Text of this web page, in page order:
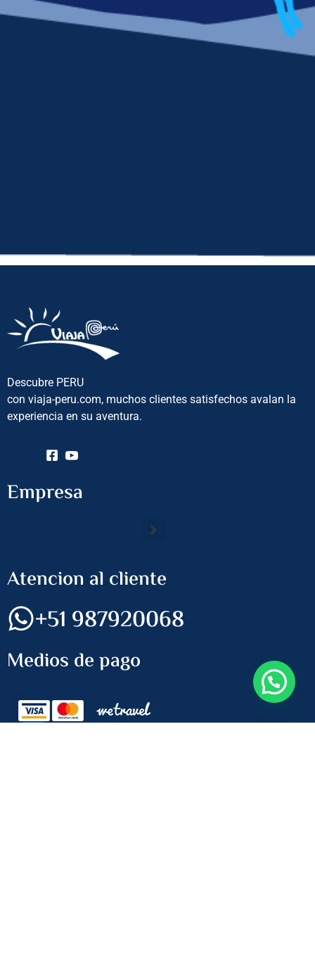
Descubre PERU
con viaja-peru.com, muchos clientes satisfechos avalan la
experiencia en su aventura.
Empresa
Atencion al cliente
+51 987920068
Medios de pago